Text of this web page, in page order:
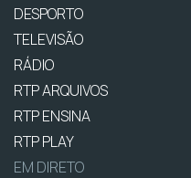
DESPORTO
TELEVISÃO
RÁDIO
RTP ARQUIVOS
RTP ENSINA
RTP PLAY
EM DIRETO